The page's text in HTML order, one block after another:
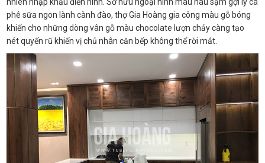
phê sữa ngon lành cành đào, thợ Gia Hoàng gia công màu gỗ bóng
khiến cho những dòng vân gỗ màu chocolate lượn chảy càng tạo
nét quyến rũ khiến vị chủ nhân căn bếp không thể rời mắt.